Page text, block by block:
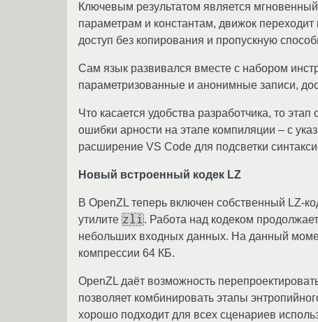
Ключевым результатом является
параметрам и константам, движок
доступ без копирования и пропускную
Сам язык развивался вместе с набором
параметризованные и анонимные записи,
Что касается удобства разработчика, то
ошибки арности на этапе компиляции – с
расширение VS Code для подсветки
Новый встроенный кодек LZ
В OpenZL теперь включен собственный LZ-
утилите zli. Работа над кодеком
небольших входных данных. На данный
компрессии 64 КБ.
OpenZL даёт возможность
позволяет комбинировать этапы
хорошо подходит для всех сценариев